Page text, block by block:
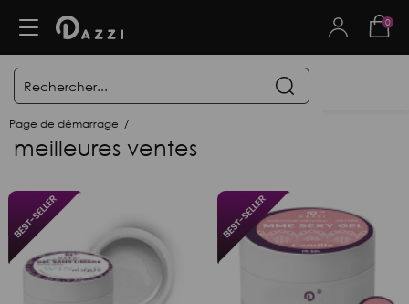
0
Page de démarrage
meilleures ventes